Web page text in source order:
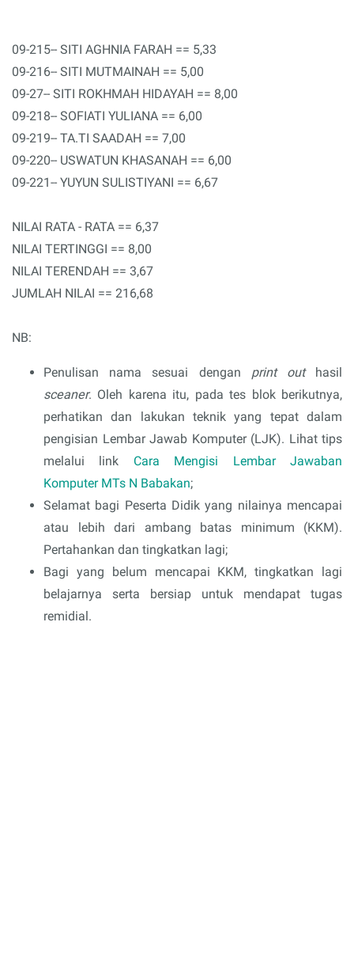
09-215-- SITI AGHNIA FARAH == 5,33
09-216-- SITI MUTMAINAH == 5,00
09-27-- SITI ROKHMAH HIDAYAH == 8,00
09-218-- SOFIATI YULIANA == 6,00
09-219-- TA.TI SAADAH == 7,00
09-220-- USWATUN KHASANAH == 6,00
09-221-- YUYUN SULISTIYANI == 6,67
NILAI RATA - RATA == 6,37
NILAI TERTINGGI == 8,00
NILAI TERENDAH == 3,67
JUMLAH NILAI == 216,68
NB:
Penulisan nama sesuai dengan print outhasil
sceaner. Oleh karena itu, pada tes blok berikutnya,
perhatikan dan lakukan teknik yang tepat dalam
pengisian Lembar Jawab Komputer (LJK). Lihat tips
melalui link Cara Mengisi Lembar Jawaban
Komputer MTs N Babakan;
Selamat bagi Peserta Didik yang nilainya mencapai
atau lebih dari ambang batas minimum (KKM).
Pertahankan dan tingkatkan lagi;
Bagi yang belum mencapai KKM, tingkatkan lagi
belajarnya serta bersiap untuk mendapat tugas
remidial.